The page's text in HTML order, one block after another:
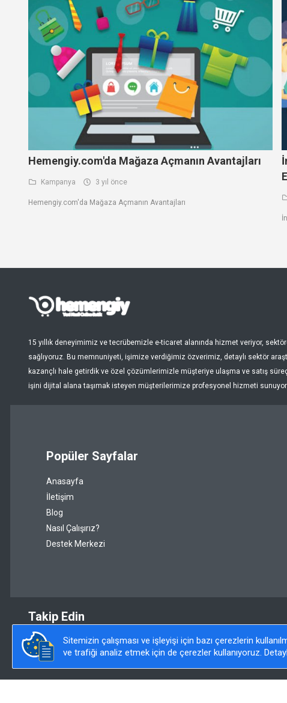
Hemengiy.com'da Mağaza Açmanın Avantajları
Kampanya 3 yıl önce
Hemengiy.com'da Mağaza Açmanın Avantajları
15 yıllık deneyimimiz ve tecrübemizle e-ticaret alanında hizmet veriyor,
sağlıyoruz. Bu memnuniyeti, işimize verdiğimiz özverimiz, detaylı sektör
kazançlı hale getirdik ve özel çözümlerimizle müşteriye ulaşma ve satış
işini dijital alana taşımak isteyen müşterilerimize profesyonel hizmeti
Popüler Sayfalar
Anasayfa
İletişim
Blog
Nasıl Çalışırız?
Destek Merkezi
Takip Edin
Sitemizin çalışması ve işleyişi için bazı çerezlerin
ve trafiği analiz etmek için de çerezler kullanıyoruz.